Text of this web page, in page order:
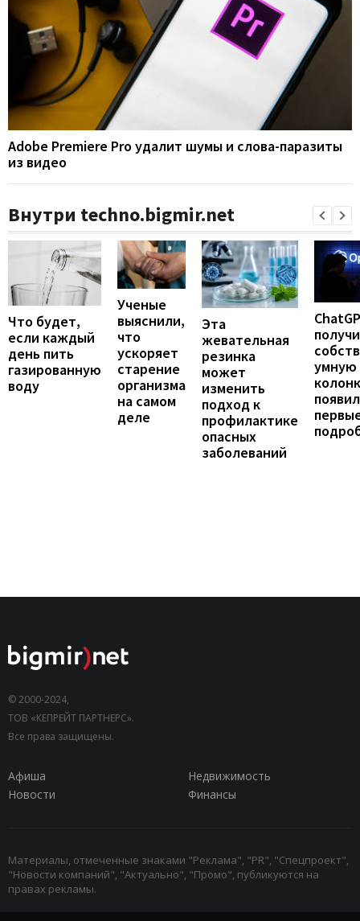
Adobe Premiere Pro удалит шумы и слова-паразиты
из видео
Внутри techno.bigmir.net
Что будет,
если каждый
день пить
газированную
воду
Ученые
выяснили,
что
ускоряет
старение
организма
на самом
деле
Эта
жевательная
резинка
может
изменить
подход к
профилактике
опасных
заболеваний
умную
© 2000-2024,
ТОВ «КЕПРЕЙТ ПАРТНЕРС».
Все права защищены.
Афиша
Недвижимость
Новости
Финансы
Материалы, отмеченные знаками "Реклама", "PR", "Спецпроект",
"Новости компаний", "Актуально", "Промо", публикуются на
правах рекламы.